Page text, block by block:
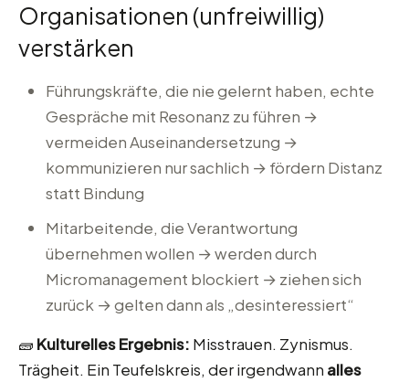
Organisationen (unfreiwillig)
verstärken
Führungskräfte, die nie gelernt haben, echte
Gespräche mit Resonanz zu führen →
vermeiden Auseinandersetzung →
kommunizieren nur sachlich → fördern Distanz
statt Bindung
Mitarbeitende, die Verantwortung
übernehmen wollen → werden durch
Micromanagement blockiert → ziehen sich
zurück → gelten dann als „desinteressiert“
🧱 Kulturelles Ergebnis: Misstrauen. Zynismus.
Trägheit. Ein Teufelskreis, der irgendwann alles